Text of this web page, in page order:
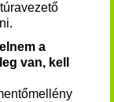
a
van, kell